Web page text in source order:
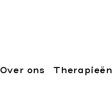
Over ons Therapieën